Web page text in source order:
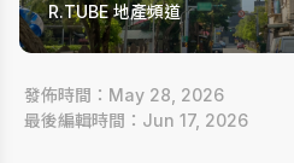
R.TUBE 地產頻道
發佈時間：May 28, 2026
最後編輯時間：Jun 17, 2026